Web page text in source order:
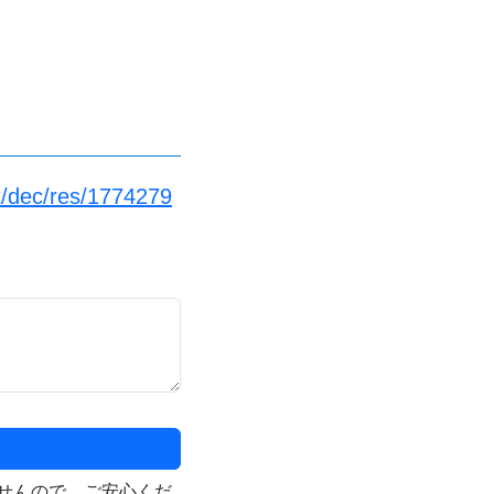
dec/res/1774279